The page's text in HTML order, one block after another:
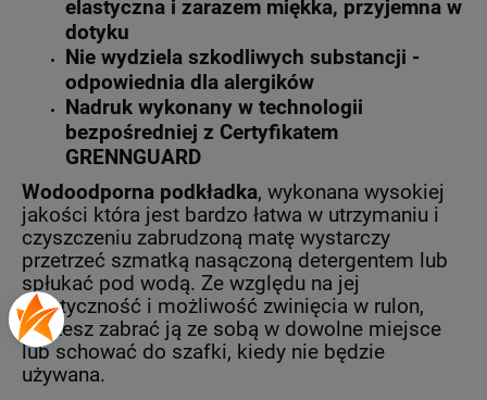
elastyczna i zarazem miękka, przyjemna w
dotyku
Nie wydziela szkodliwych substancji -
odpowiednia dla alergików
Nadruk wykonany w technologii
bezpośredniej z Certyfikatem
GRENNGUARD
Wodoodporna podkładka, wykonana wysokiej
jakości która jest bardzo łatwa w utrzymaniu i
czyszczeniu zabrudzoną matę wystarczy
przetrzeć szmatką nasączoną detergentem lub
spłukać pod wodą. Ze względu na jej
elastyczność i możliwość zwinięcia w rulon,
możesz zabrać ją ze sobą w dowolne miejsce
lub schować do szafki, kiedy nie będzie
używana.